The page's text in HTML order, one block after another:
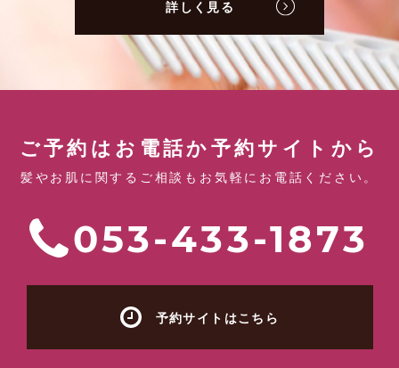
詳しく見る
ご予約はお電話か予約サイトから
髪やお肌に関するご相談もお気軽にお電話ください。
053-433-1873
予約サイトはこちら